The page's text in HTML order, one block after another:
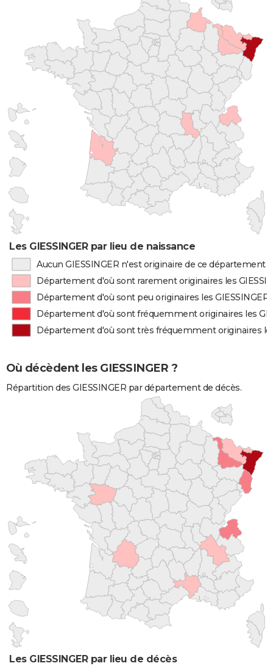
Les GIESSINGER par lieu de naissance
Aucun GIESSINGER n'est originaire de ce département
Département d'où sont rarement originaires les
Département d'où sont peu originaires les GIESSINGER
Département d'où sont fréquemment originaires les
Département d'où sont très fréquemment originaires
Où décèdent les GIESSINGER ?
Répartition des GIESSINGER par département de décès.
Les GIESSINGER par lieu de décès